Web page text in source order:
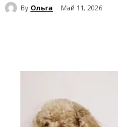
By Ольга Май 11, 2026